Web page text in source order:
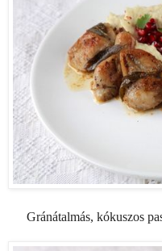
Gránátalmás, kókuszos